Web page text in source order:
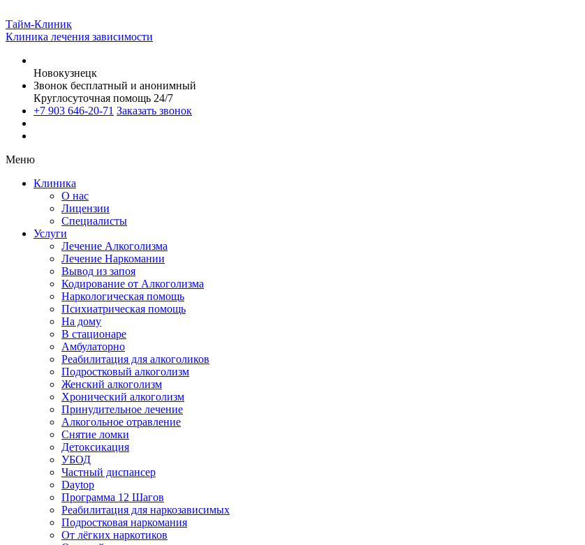
Тайм-Клиник
Клиника лечения зависимости
Новокузнецк
Звонок бесплатный и анонимный
Круглосуточная помощь 24/7
+7 903 646-20-71 Заказать звонок
Меню
Клиника
О нас
Лицензии
Специалисты
Услуги
Лечение Алкоголизма
Лечение Наркомании
Вывод из запоя
Кодирование от Алкоголизма
Наркологическая помощь
Психиатрическая помощь
На дому
В стационаре
Амбулаторно
Реабилитация для алкоголиков
Подростковый алкоголизм
Женский алкоголизм
Хронический алкоголизм
Принудительное лечение
Алкогольное отравление
Снятие ломки
Детоксикация
УБОД
Частный диспансер
Daytop
Программа 12 Шагов
Реабилитация для наркозависимых
Подростковая наркомания
От лёгких наркотиков